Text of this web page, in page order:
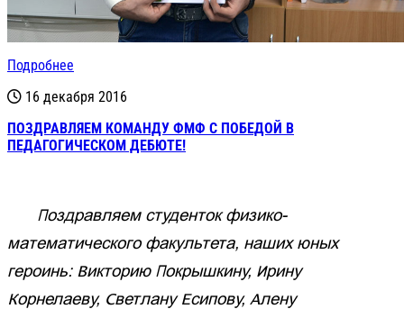
Подробнее
16 декабря 2016
ПОЗДРАВЛЯЕМ КОМАНДУ ФМФ С ПОБЕДОЙ В
ПЕДАГОГИЧЕСКОМ ДЕБЮТЕ!
Поздравляем студенток физико-
математического факультета, наших юных
героинь: Викторию Покрышкину, Ирину
Корнелаеву, Светлану Есипову, Алену